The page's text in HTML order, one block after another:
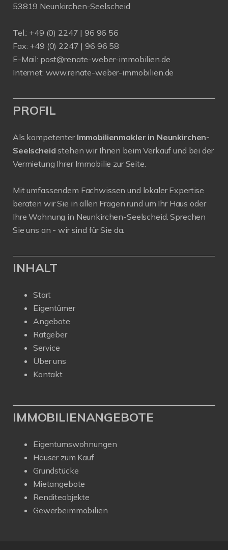
53819 Neunkirchen-Seelscheid
Tel.: +49 (0) 2247 | 96 96 56
Fax: +49 (0) 2247 | 96 96 58
E-Mail: post@renate-weber-immobilien.de
Internet: www.renate-weber-immobilien.de
PROFIL
Als kompetenter Immobilienmakler in Neunkirchen-
Seelscheidstehen wir Ihnen beim Verkauf und bei der
Vermietung Ihrer Immobilie zur Seite.
Mit umfassendem Fachwissen und lokaler Expertise
beraten wir Sie in allen Fragen rund um Ihr Haus oder
Ihre Wohnung in Neunkirchen-Seelscheid. Sprechen
Sie uns an - wir sind für Sie da.
INHALT
Start
Eigentümer
Angebote
Ratgeber
Service
Über uns
Kontakt
IMMOBILIENANGEBOTE
Eigentumswohnungen
Häuser zum Kauf
Grundstücke
Mietangebote
Renditeobjekte
Gewerbeimmobilien